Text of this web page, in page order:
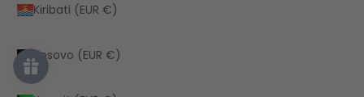
Kiribati (EUR €)
Kosovo (EUR €)